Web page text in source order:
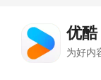
优酷
为好内